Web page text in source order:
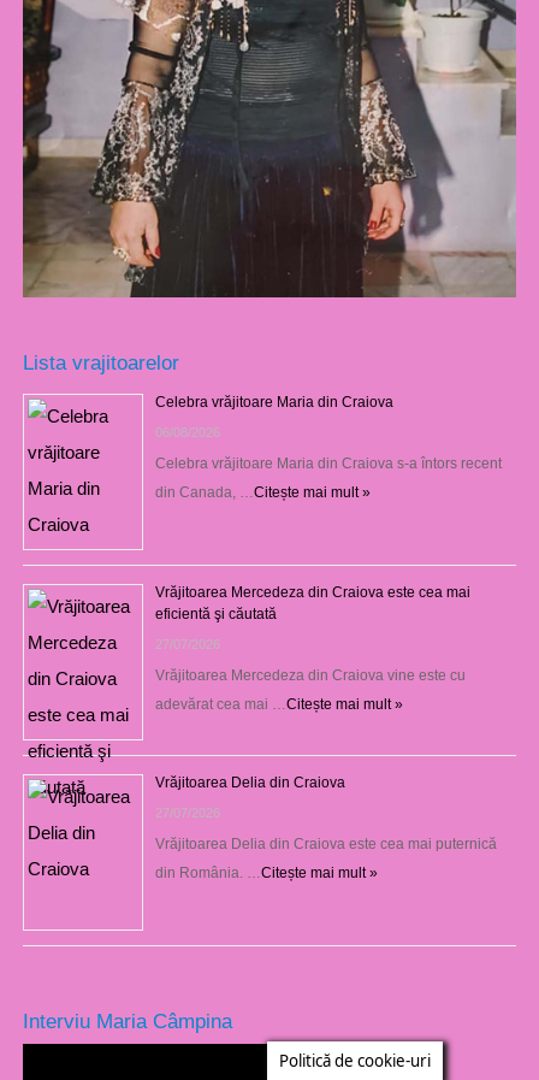
Lista vrajitoarelor
Celebra vrăjitoare Maria din Craiova
06/08/2026
Celebra vrăjitoare Maria din Craiova s-a întors recent
din Canada, … Citește mai mult »
Vrăjitoarea Mercedeza din Craiova este cea mai
eficientă şi căutată
27/07/2026
Vrăjitoarea Mercedeza din Craiova vine este cu
adevărat cea mai … Citește mai mult »
Vrăjitoarea Delia din Craiova
27/07/2026
Vrăjitoarea Delia din Craiova este cea mai puternică
din România. … Citește mai mult »
Interviu Maria Câmpina
Politică de cookie-uri